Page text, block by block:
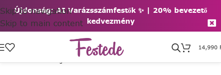
Újdonság: AI Varázsszámfestők ✨ | 20% bevezető
kedvezmény
Skip to navigation
Skip to main content
14,990